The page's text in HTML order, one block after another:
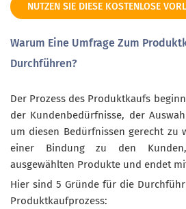
NUTZEN SIE DIESE KOSTENLOSE
Warum Eine Umfrage Zum
Durchführen?
Der Prozess des Produktkaufs
der Kundenbedürfnisse, der
um diesen Bedürfnissen gerecht zu
einer Bindung zu den
ausgewählten Produkte und endet
Hier sind 5 Gründe für die
Produktkaufprozess: